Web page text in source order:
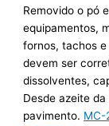
Removido o pó
equipamentos,
fornos, tachos
devem ser
dissolventes,
Desde azeite
pavimento. MC-